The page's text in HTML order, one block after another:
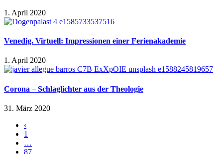
1. April 2020
Venedig. Virtuell: Impressionen einer Ferienakademie
1. April 2020
Corona – Schlaglichter aus der Theologie
31. März 2020
‹
1
…
87